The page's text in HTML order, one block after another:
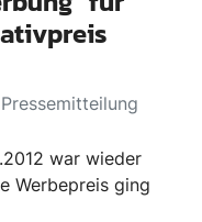
war wieder
Werbepreis ging